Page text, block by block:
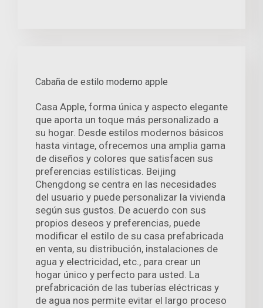
Cabaña de estilo moderno apple
Casa Apple, forma única y aspecto elegante
que aporta un toque más personalizado a
su hogar. Desde estilos modernos básicos
hasta vintage, ofrecemos una amplia gama
de diseños y colores que satisfacen sus
preferencias estilísticas. Beijing
Chengdong se centra en las necesidades
del usuario y puede personalizar la vivienda
según sus gustos. De acuerdo con sus
propios deseos y preferencias, puede
modificar el estilo de su casa prefabricada
en venta, su distribución, instalaciones de
agua y electricidad, etc., para crear un
hogar único y perfecto para usted. La
prefabricación de las tuberías eléctricas y
de agua nos permite evitar el largo proceso